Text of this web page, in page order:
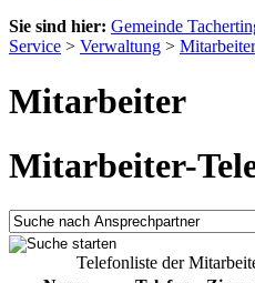
Sie sind hier: Gemeinde
Service > Verwaltung > Mitarbeiter
Mitarbeiter
Mitarbeiter-
Telefonliste der